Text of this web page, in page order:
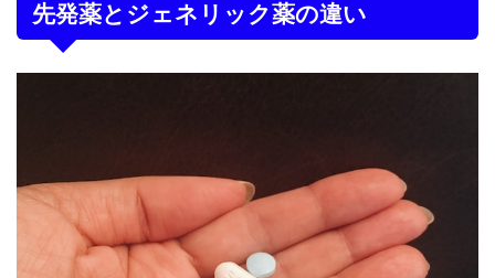
先発薬とジェネリック薬の違い